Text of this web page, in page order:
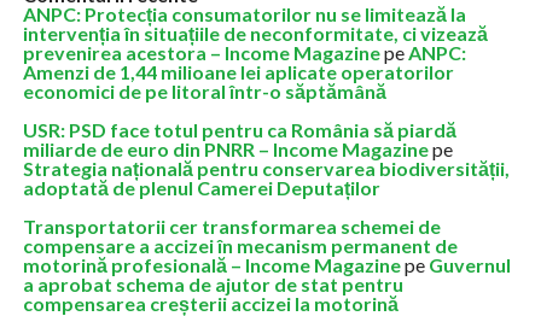
ANPC: Protecția consumatorilor nu se limitează la
intervenția în situațiile de neconformitate, ci vizează
prevenirea acestora – Income MagazinepeANPC:
Amenzi de 1,44 milioane lei aplicate operatorilor
economici de pe litoral într-o săptămână
USR: PSD face totul pentru ca România să piardă
miliarde de euro din PNRR – Income Magazinepe
Strategia națională pentru conservarea biodiversității,
adoptată de plenul Camerei Deputaților
Transportatorii cer transformarea schemei de
compensare a accizei în mecanism permanent de
motorină profesională – Income Magazinepe Guvernul
a aprobat schema de ajutor de stat pentru
compensarea creșterii accizei la motorină